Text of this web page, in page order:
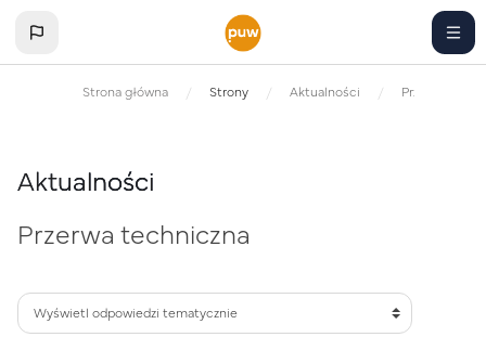
Strona główna Strony Aktualności Przerwa
Aktualności
Przerwa techniczna